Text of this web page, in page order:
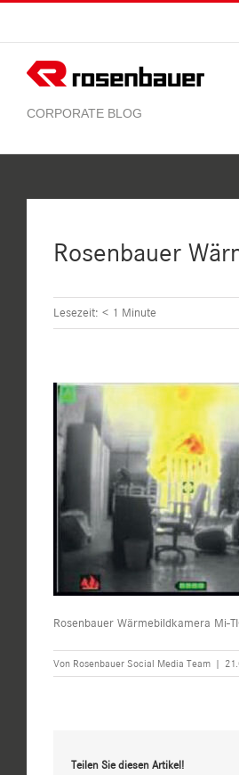
springen
Rosenbauer
Lesezeit: < 1 Minute
Rosenbauer Wärmebildkamera Mi-
Von Rosenbauer Social Media Team |
Teilen Sie diesen Artikel!